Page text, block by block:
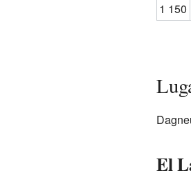
1 150
El